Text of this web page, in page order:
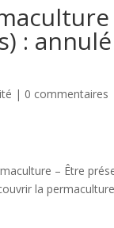
:
| 0 commentaires
– Être
la